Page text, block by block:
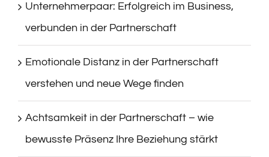
Unternehmerpaar: Erfolgreich im Business,
verbunden in der Partnerschaft
Emotionale Distanz in der Partnerschaft
verstehen und neue Wege finden
Achtsamkeit in der Partnerschaft – wie
bewusste Präsenz Ihre Beziehung stärkt